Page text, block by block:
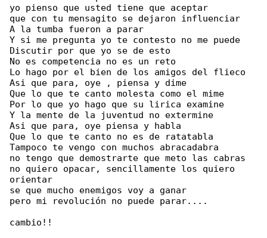
yo pienso que usted tiene que aceptar
que con tu mensagito se dejaron influenciar
A la tumba fueron a parar
Y si me pregunta yo te contesto no me puede
Discutir por que yo se de esto
No es competencia no es un reto
Lo hago por el bien de los amigos del flieco
Asi que para, oye , piensa y dime
Que lo que te canto molesta como el mime
Por lo que yo hago que su lirica examine
Y la mente de la juventud no extermine
Asi que para, oye piensa y habla
Que lo que te canto no es de ratatabla
Tampoco te vengo con muchos abracadabra
no tengo que demostrarte que meto las cabras
no quiero opacar, sencillamente los quiero
orientar
se que mucho enemigos voy a ganar
pero mi revolución no puede parar....
cambio!!